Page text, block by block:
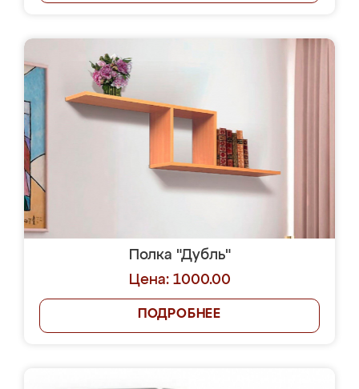
Полка "Дубль"
Цена: 1000.00
ПОДРОБНЕЕ